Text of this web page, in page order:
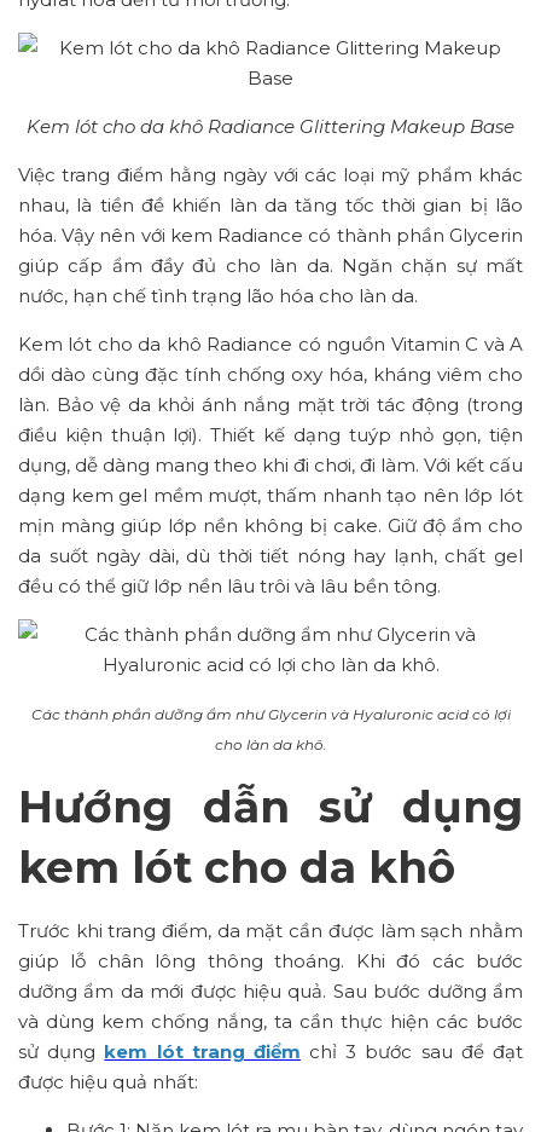
Kem lót cho da khô Radiance Glittering Makeup Base
Việc trang điểm hằng ngày với các loại mỹ phẩm khác
nhau, là tiền đề khiến làn da tăng tốc thời gian bị lão
hóa. Vậy nên với kem Radiance có thành phần Glycerin
giúp cấp ẩm đầy đủ cho làn da. Ngăn chặn sự mất
nước, hạn chế tình trạng lão hóa cho làn da.
Kem lót cho da khô Radiance có nguồn Vitamin C và A
dồi dào cùng đặc tính chống oxy hóa, kháng viêm cho
làn. Bảo vệ da khỏi ánh nắng mặt trời tác động (trong
điều kiện thuận lợi). Thiết kế dạng tuýp nhỏ gọn, tiện
dụng, dễ dàng mang theo khi đi chơi, đi làm. Với kết cấu
dạng kem gel mềm mượt, thấm nhanh tạo nên lớp lót
mịn màng giúp lớp nền không bị cake. Giữ độ ẩm cho
da suốt ngày dài, dù thời tiết nóng hay lạnh, chất gel
đều có thể giữ lớp nền lâu trôi và lâu bền tông.
Các thành phần dưỡng ẩm như Glycerin và Hyaluronic acid có lợi
cho làn da khô.
Hướng dẫn sử dụng
kem lót cho da khô
Trước khi trang điểm, da mặt cần được làm sạch nhằm
giúp lỗ chân lông thông thoáng. Khi đó các bước
dưỡng ẩm da mới được hiệu quả. Sau bước dưỡng ẩm
và dùng kem chống nắng, ta cần thực hiện các bước
sử dụng kem lót trang điểm chỉ 3 bước sau để đạt
được hiệu quả nhất: